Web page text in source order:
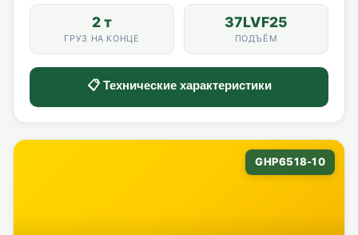
2 т
ГРУЗ НА КОНЦЕ
37LVF25
ПОДЪЁМ
📋 Технические характеристики
GHP6518-10